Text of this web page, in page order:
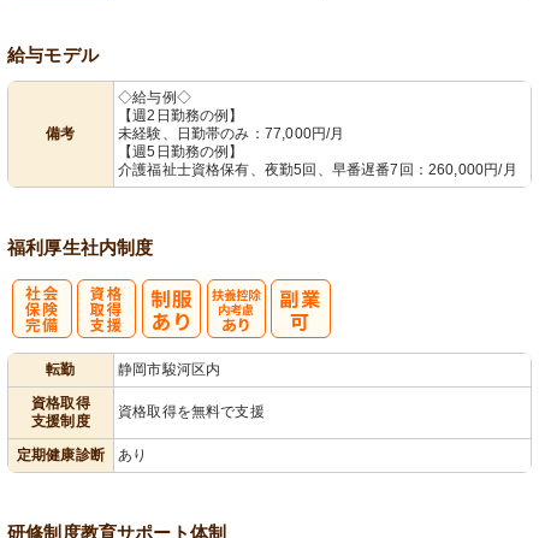
給与モデル
備考
◇給与例◇
【週2日勤務の例】
未経験、日勤帯のみ：77,000円/月
【週5日勤務の例】
介護福祉士資格保有、夜勤5回、早番遅番7回：260,000円/月
福利厚生社内制度
転勤
静岡市駿河区内
資格取得
支援制度
資格取得を無料で支援
定期健康診断 あり
研修制度教育サポート体制